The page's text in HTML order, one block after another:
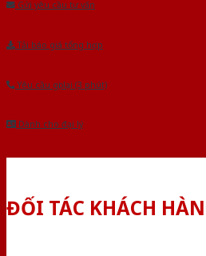
Gửi yêu cầu tư vấn
Tải báo giá tổng hợp
Yêu cầu gọi lại (3 phút)
Dành cho đại lý
ĐỐI TÁC KHÁCH